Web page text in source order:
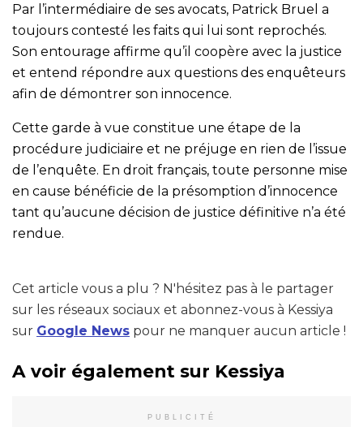
Par l’intermédiaire de ses avocats, Patrick Bruel a
toujours contesté les faits qui lui sont reprochés.
Son entourage affirme qu’il coopère avec la justice
et entend répondre aux questions des enquêteurs
afin de démontrer son innocence.
Cette garde à vue constitue une étape de la
procédure judiciaire et ne préjuge en rien de l’issue
de l’enquête. En droit français, toute personne mise
en cause bénéficie de la présomption d’innocence
tant qu’aucune décision de justice définitive n’a été
rendue.
Cet article vous a plu ? N'hésitez pas à le partager
sur les réseaux sociaux et abonnez-vous à Kessiya
sur Google News pour ne manquer aucun article !
A voir également sur Kessiya
PUBLICITÉ